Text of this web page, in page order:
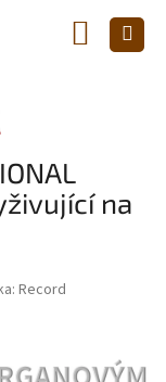
KOŠÍK
na
Record